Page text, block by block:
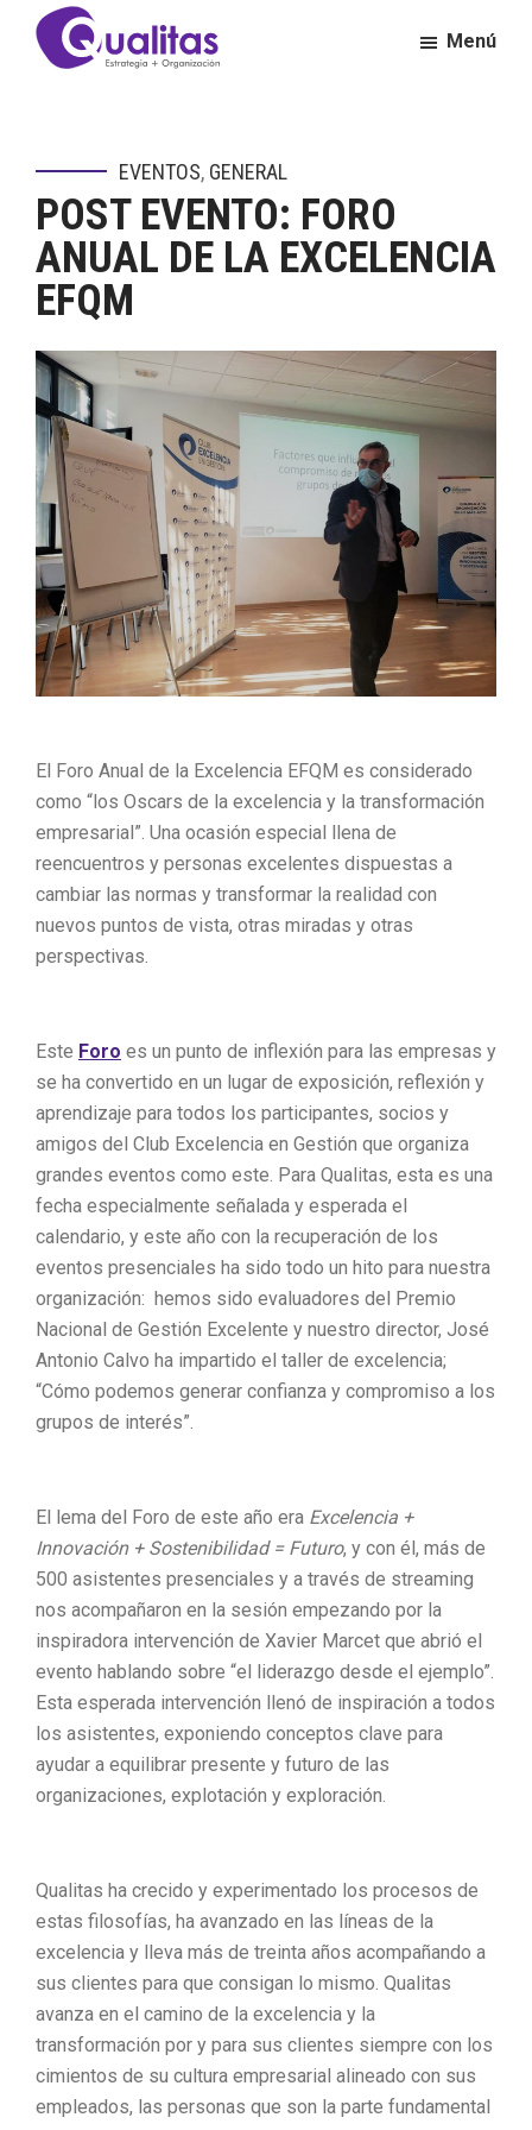
Saltar
contenido
Saltar
y
Excelencia
Empresarial
Menú
EVENTOS, GENERAL
POST EVENTO: FORO
ANUAL DE LA EXCELENCIA
EFQM
El Foro Anual de la Excelencia EFQM es considerado
como “los Oscars de la excelencia y la transformación
empresarial”. Una ocasión especial llena de
reencuentros y personas excelentes dispuestas a
cambiar las normas y transformar la realidad con
nuevos puntos de vista, otras miradas y otras
perspectivas.
Este Foro es un punto de inflexión para las empresas y
se ha convertido en un lugar de exposición, reflexión y
aprendizaje para todos los participantes, socios y
amigos del Club Excelencia en Gestión que organiza
grandes eventos como este. Para Qualitas, esta es una
fecha especialmente señalada y esperada el
calendario, y este año con la recuperación de los
eventos presenciales ha sido todo un hito para nuestra
organización: hemos sido evaluadores del Premio
Nacional de Gestión Excelente y nuestro director, José
Antonio Calvo ha impartido el taller de excelencia;
“Cómo podemos generar confianza y compromiso a los
grupos de interés”.
El lema del Foro de este año era Excelencia +
Innovación + Sostenibilidad = Futuro, y con él, más de
500 asistentes presenciales y a través de streaming
nos acompañaron en la sesión empezando por la
inspiradora intervención de Xavier Marcet que abrió el
evento hablando sobre “el liderazgo desde el ejemplo”.
Esta esperada intervención llenó de inspiración a todos
los asistentes, exponiendo conceptos clave para
ayudar a equilibrar presente y futuro de las
organizaciones, explotación y exploración.
Qualitas ha crecido y experimentado los procesos de
estas filosofías, ha avanzado en las líneas de la
excelencia y lleva más de treinta años acompañando a
sus clientes para que consigan lo mismo. Qualitas
avanza en el camino de la excelencia y la
transformación por y para sus clientes siempre con los
cimientos de su cultura empresarial alineado con sus
empleados, las personas que son la parte fundamental